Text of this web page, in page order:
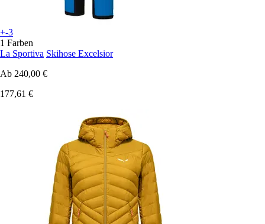
+-3
1 Farben
La Sportiva Skihose Excelsior
Ab 240,00 €
177,61 €